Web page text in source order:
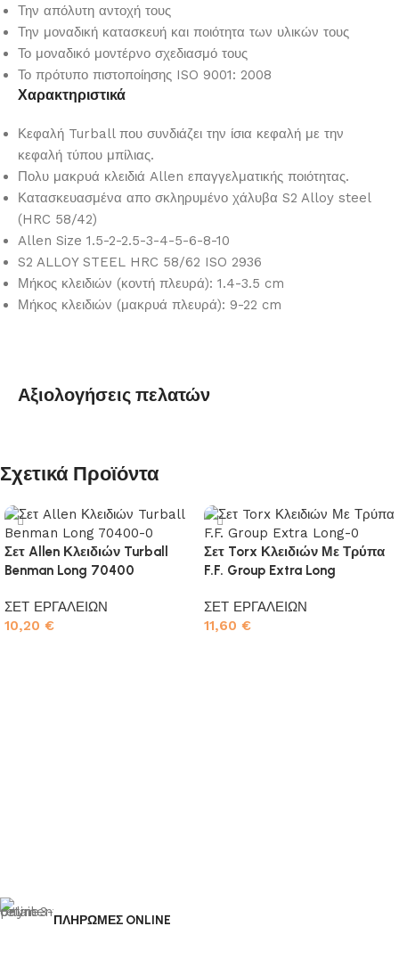
Την απόλυτη αντοχή τους
Την μοναδική κατασκευή και ποιότητα των υλικών τους
Το μοναδικό μοντέρνο σχεδιασμό τους
Το πρότυπο πιστοποίησης ISO 9001: 2008
Χαρακτηριστικά
Κεφαλή Turball που συνδιάζει την ίσια κεφαλή με την
κεφαλή τύπου μπίλιας.
Πολυ μακρυά κλειδιά Allen επαγγελματικής ποιότητας.
Κατασκευασμένα απο σκληρυμένο χάλυβα S2 Alloy steel
(HRC 58/42)
Allen Size 1.5-2-2.5-3-4-5-6-8-10
S2 ALLOY STEEL HRC 58/62 ISO 2936
Μήκος κλειδιών (κοντή πλευρά): 1.4-3.5 cm
Μήκος κλειδιών (μακρυά πλευρά): 9-22 cm
Αξιολογήσεις πελατών
Σχετικά Προϊόντα
Σετ Allen Κλειδιών Turball
Benman Long 70400
ΣΕΤ ΕΡΓΑΛΕΙΩΝ
10,20 €
Σετ Torx Κλειδιών Με Τρύπα
F.F. Group Extra Long
ΣΕΤ ΕΡΓΑΛΕΙΩΝ
11,60 €
ΠΛΗΡΩΜΕΣ ONLINE